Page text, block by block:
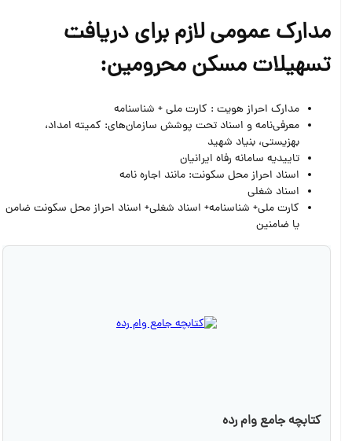
مدارک عمومی لازم برای دریافت
تسهیلات مسکن محرومین:
مدارک احراز هویت : کارت ملی + شناسنامه
معرفی‌نامه و اسناد تحت پوشش سازمان‌های: کمیته امداد،
بهزیستی، بنیاد شهید
تاییدیه سامانه رفاه ایرانیان
اسناد احراز محل سکونت: مانند اجاره نامه
اسناد شغلی
کارت ملی+ شناسنامه+ اسناد شغلی+ اسناد احراز محل سکونت ضامن
یا ضامنین
کتابچه جامع وام رده